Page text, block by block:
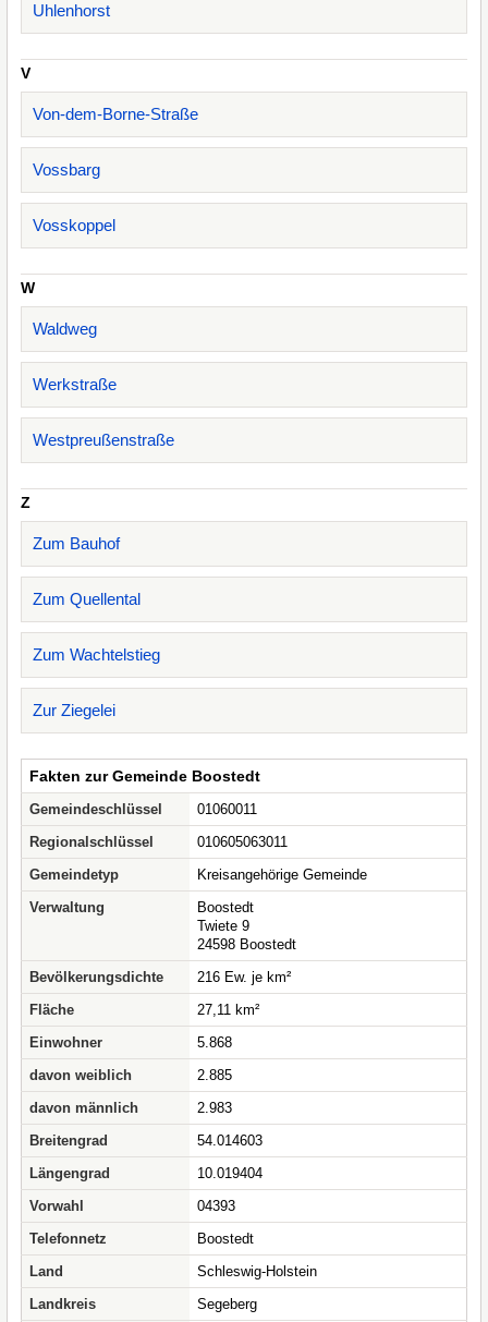
Uhlenhorst
V
Von-dem-Borne-Straße
Vossbarg
Vosskoppel
W
Waldweg
Werkstraße
Westpreußenstraße
Z
Zum Bauhof
Zum Quellental
Zum Wachtelstieg
Zur Ziegelei
Fakten zur Gemeinde Boostedt
Gemeindeschlüssel
01060011
Regionalschlüssel
010605063011
Gemeindetyp
Kreisangehörige Gemeinde
Verwaltung
Boostedt
Twiete 9
24598 Boostedt
Bevölkerungsdichte
216 Ew. je km²
Fläche
27,11 km²
Einwohner
5.868
davon weiblich
2.885
davon männlich
2.983
Breitengrad
54.014603
Längengrad
10.019404
Vorwahl
04393
Telefonnetz
Boostedt
Land
Schleswig-Holstein
Landkreis
Segeberg